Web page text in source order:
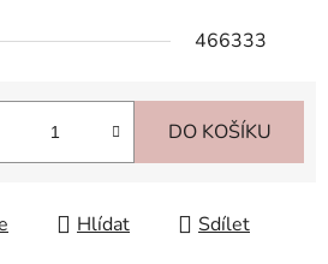
466333
DO KOŠÍKU
Hlídat Sdílet